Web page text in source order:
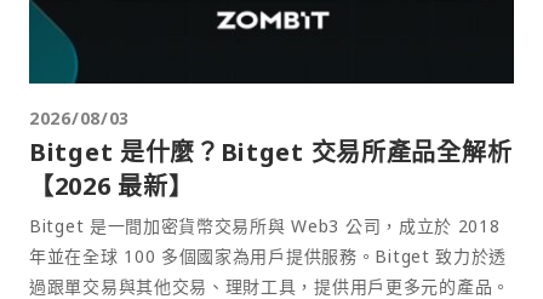
2026/08/03
Bitget 是什麼？Bitget 交易所產品全解析
【2026 最新】
Bitget 是一間加密貨幣交易所與 Web3 公司，成立於 2018
年並在全球 100 多個國家為用戶提供服務。Bitget 致力於透
過跟單交易與其他交易、理財工具，提供用戶更多元的產品。